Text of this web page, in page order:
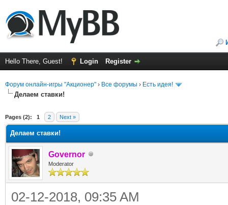
Hello There, Guest! Login Register
Форум онлайн-игры "Акционер" › Все форумы › Есть идея!
Делаем ставки!
Pages (2): 1 2 Next »
Делаем ставки!
Governor
Moderator
02-12-2018, 09:35 AM